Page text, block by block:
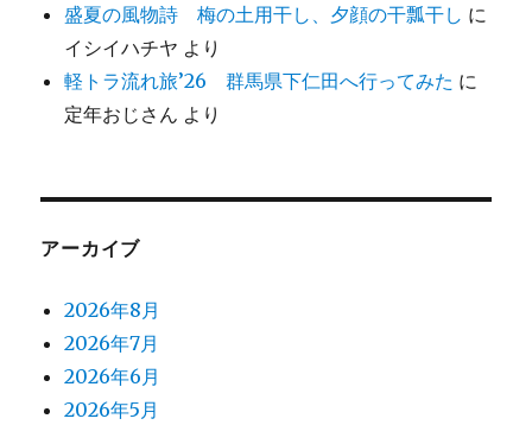
盛夏の風物詩 梅の土用干し、夕顔の干瓢干し に
イシイハチヤ より
軽トラ流れ旅’26 群馬県下仁田へ行ってみた に
定年おじさん より
アーカイブ
2026年8月
2026年7月
2026年6月
2026年5月